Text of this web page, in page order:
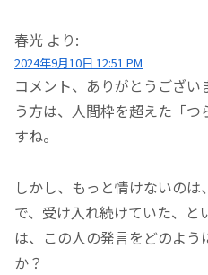
春光 より:
2024年9月10日 12:51 PM
コメント、ありがとうござ
う方は、人間枠を超えた「
すね。
しかし、もっと情けないの
で、受け入れ続けていた、と
は、この人の発言をどのよう
か？